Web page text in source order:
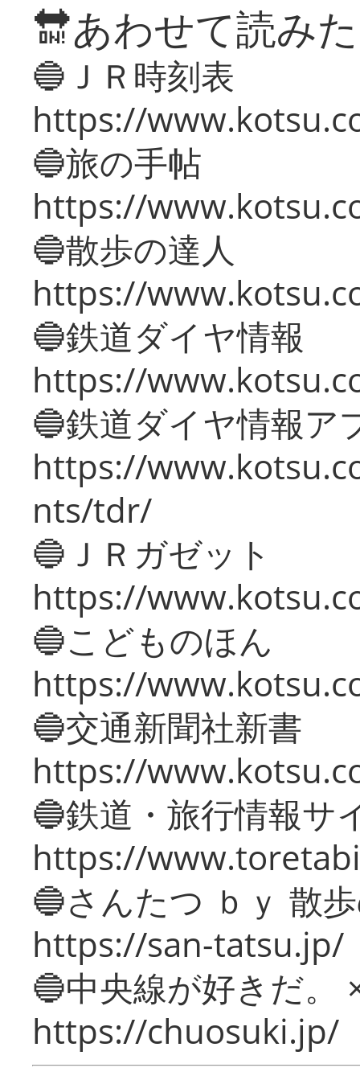
🔛あわせて読み
🔵ＪＲ時刻表
https://
🔵旅の手帖
https://
🔵散歩の達人
https://
🔵鉄道ダイヤ情報
https://
🔵鉄道ダイヤ情報ア
https://
nts/tdr/
🔵ＪＲガゼット
https://
🔵こどものほん
https://
🔵交通新聞社新書
https://
🔵鉄道・旅行情報サ
https://
🔵さんたつ ｂｙ 散
https://san-tatsu.jp/
🔵中央線が好きだ。
https://chuosuki.jp/